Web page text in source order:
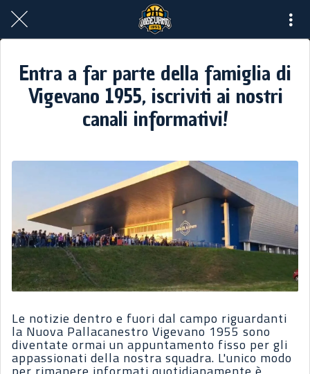
Entra a far parte della famiglia di
Vigevano 1955, iscriviti ai nostri
canali informativi!
Le notizie dentro e fuori dal campo riguardanti
la Nuova Pallacanestro Vigevano 1955 sono
diventate ormai un appuntamento fisso per gli
appassionati della nostra squadra. L'unico modo